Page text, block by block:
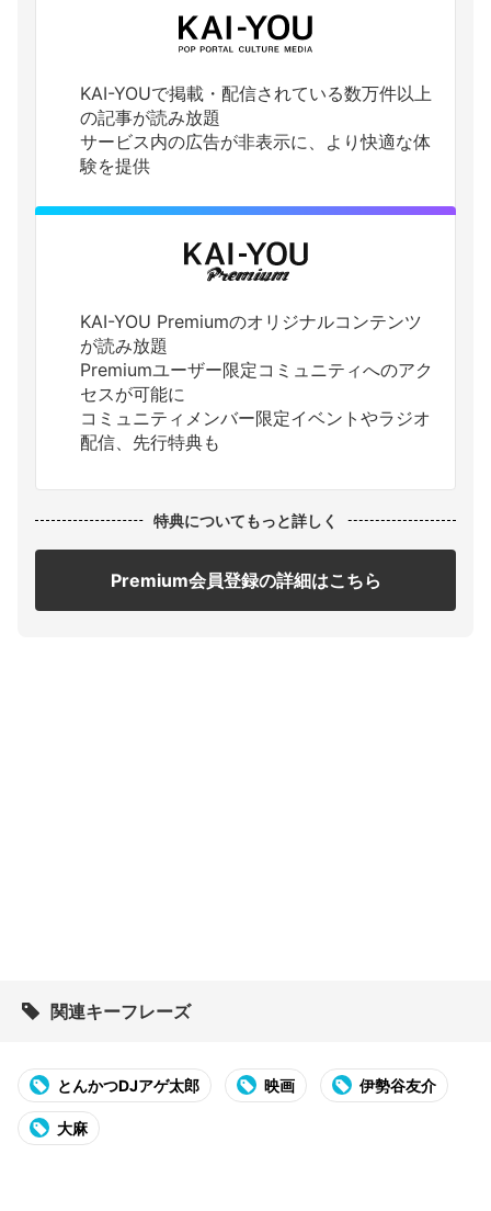
KAI-YOUで掲載・配信されている数万件以上
の記事が読み放題
サービス内の広告が非表示に、より快適な体
験を提供
KAI-YOU Premiumのオリジナルコンテンツ
が読み放題
Premiumユーザー限定コミュニティへのアク
セスが可能に
コミュニティメンバー限定イベントやラジオ
配信、先行特典も
特典についてもっと詳しく
Premium会員登録の詳細はこちら
関連キーフレーズ
とんかつDJアゲ太郎 映画 伊勢谷友介
大麻